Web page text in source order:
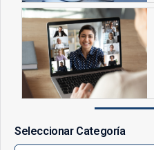
Seleccionar Categoría